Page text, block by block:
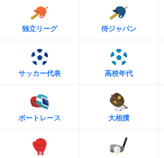
独立リーグ 侍ジャパン
サッカー代表 高校年代
ボートレース 大相撲